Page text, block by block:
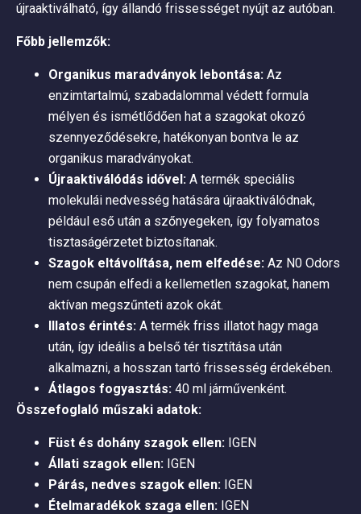
újraaktiválható, így állandó frissességet nyújt az autóban.
Főbb jellemzők:
Organikus maradványok lebontása: Az
enzimtartalmú, szabadalommal védett formula
mélyen és ismétlődően hat a szagokat okozó
szennyeződésekre, hatékonyan bontva le az
organikus maradványokat.
Újraaktiválódás idővel: A termék speciális
molekulái nedvesség hatására újraaktiválódnak,
például eső után a szőnyegeken, így folyamatos
tisztaságérzetet biztosítanak.
Szagok eltávolítása, nem elfedése: Az N0 Odors
nem csupán elfedi a kellemetlen szagokat, hanem
aktívan megszűnteti azok okát.
Illatos érintés: A termék friss illatot hagy maga
után, így ideális a belső tér tisztítása után
alkalmazni, a hosszan tartó frissesség érdekében.
Átlagos fogyasztás: 40 ml járművenként.
Összefoglaló műszaki adatok:
Füst és dohány szagok ellen: IGEN
Állati szagok ellen: IGEN
Párás, nedves szagok ellen: IGEN
Ételmaradékok szaga ellen: IGEN